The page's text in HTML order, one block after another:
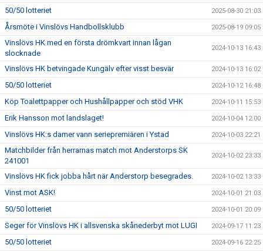
50/50 lotteriet 2025-08-30 21:03
Årsmöte i Vinslövs Handbollsklubb 2025-08-19 09:05
Vinslövs HK med en första drömkvart innan lågan
slocknade
2024-10-13 16:43
Vinslövs HK betvingade Kungälv efter visst besvär 2024-10-13 16:02
50/50 lotteriet 2024-10-12 16:48
Köp Toalettpapper och Hushållpapper och stöd VHK 2024-10-11 15:53
Erik Hansson mot landslaget! 2024-10-04 12:00
Vinslövs HK:s damer vann seriepremiären i Ystad 2024-10-03 22:21
Matchbilder från herrarnas match mot Anderstorps SK
241001
2024-10-02 23:33
Vinslövs HK fick jobba hårt när Anderstorp besegrades. 2024-10-02 13:33
Vinst mot ASK! 2024-10-01 21:03
50/50 lotteriet 2024-10-01 20:09
Seger för Vinslövs HK i allsvenska skånederbyt mot LUGI 2024-09-17 11:23
50/50 lotteriet 2024-09-16 22:25